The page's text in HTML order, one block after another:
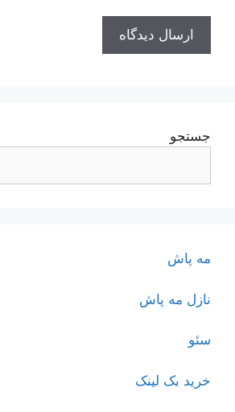
جستجو
مه پاش
نازل مه پاش
سئو
خرید بک لینک